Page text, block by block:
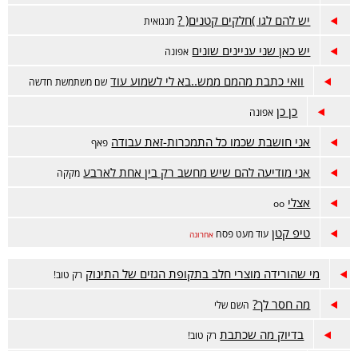
יש להם לגו )חלקים קטנים( ? מנגואית
יש כאן שני עניינים שונים אפונה
וואי כתבת מהמם ממש..בא לי לשמוע עוד שם משתמשת חדשה
כן כן אפונה
אני חושבת שכמו כל התמכרות-זאת עבודה פאף
אני מודיעה להם שיש מחשב רק בין אחת לארבע מקקה
אצלי oo
טיפ קטן עוד מעט פסח אחרונה
מי שהורידה מוצרי חלב בתקופת הגזים של התינוק רק טוב!
מה חסר לך? השם שלי
בדיוק מה שכתבת רק טוב!